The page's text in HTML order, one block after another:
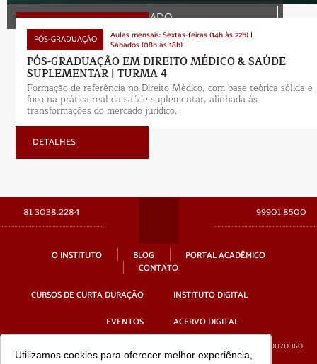
Utilizamos cookies para oferecer melhor experiência,
81 3038.2284 99901.8500
O INSTITUTO BLOG
PORTAL ACADÊMICO
CONTATO
CURSOS DE CURTA DURAÇÃO
EVENTOS
INSTITUTO DIGITAL
ACERVO DIGITAL
Av. Gov. Agamenon Magalhães, 4779 - 12º andar - Ilha do Leite, Recife - PE, 50070-160